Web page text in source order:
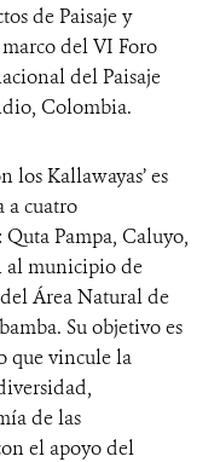
de Paisaje y
del VI Foro
del Paisaje
Colombia.
los Kallawayas’ es
a cuatro
Pampa, Caluyo,
al municipio de
Área Natural de
Su objetivo es
que vincule la
de las
el apoyo del